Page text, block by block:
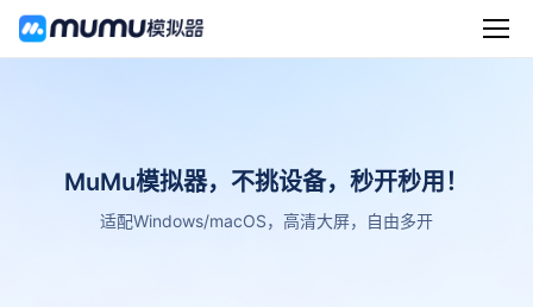
MuMu模拟器，不挑设备，秒开秒用！
适配Windows/macOS，高清大屏，自由多开